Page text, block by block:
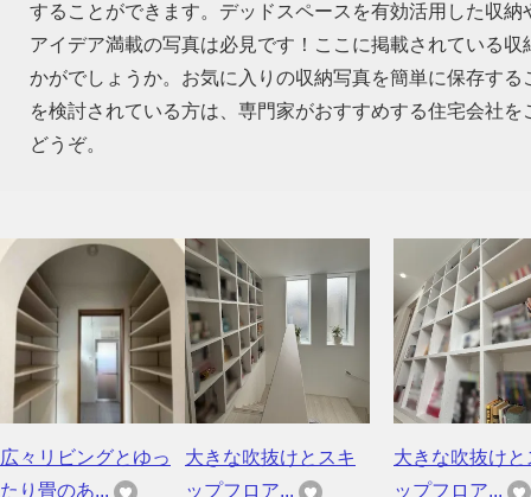
することができます。デッドスペースを有効活用した収
アイデア満載の写真は必見です！ここに掲載されている
かがでしょうか。お気に入りの収納写真を簡単に保存す
を検討されている方は、専門家がおすすめする住宅会社
どうぞ。
広々リビングとゆっ
たり畳のあ...
大きな吹抜けとスキ
ップフロア...
大きな吹抜けと
ップフロア...